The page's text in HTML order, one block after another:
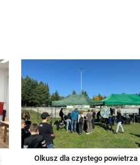
Olkusz dla czystego powietrza